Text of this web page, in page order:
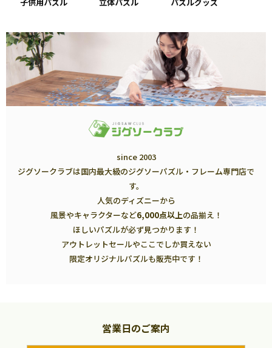
since 2003
ジグソークラブは国内最大級のジグソーパズル・フレーム専門店で
す。
人気のディズニーから
風景やキャラクターなど6,000点以上の品揃え！
ほしいパズルが必ず見つかります！
アウトレットセールやここでしか買えない
限定オリジナルパズルも販売中です！
営業日のご案内